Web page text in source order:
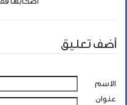
أضف تعليق
الاسم
عنوان